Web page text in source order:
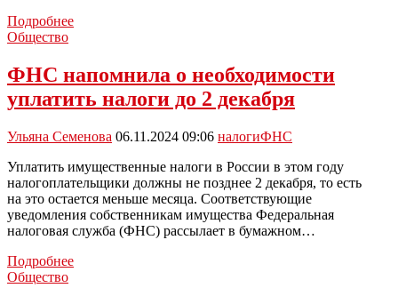
ПодробнееВсе
1
марта
будет
хранить
в
одном
месте
Общество
ФНС напомнила о необходимости
уплатить налоги до 2 декабря
Ульяна Семенова 06.11.2024 09:06 налогиФНС
Уплатить имущественные налоги в России в этом году
налогоплательщики должны не позднее 2 декабря, то есть
на это остается меньше месяца. Соответствующие
уведомления собственникам имущества Федеральная
налоговая служба (ФНС) рассылает в бумажном…
ПодробнееФНС
Общество